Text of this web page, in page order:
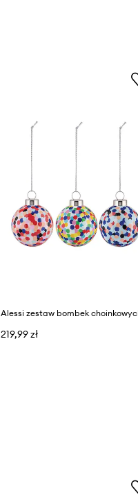
219,99 zł